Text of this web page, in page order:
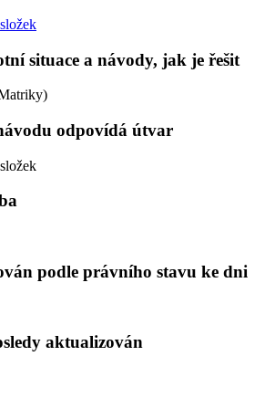
situace a návody, jak je řešit
odpovídá útvar
podle právního stavu ke dni
aktualizován